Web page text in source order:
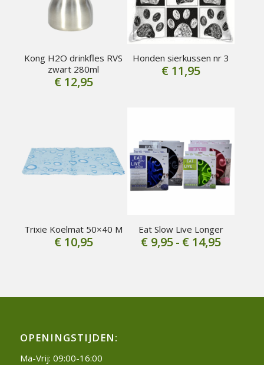
Kong H2O drinkfles RVS
zwart 280ml
€12,95
Honden sierkussen nr 3
€11,95
Trixie Koelmat 50×40 M
€10,95
Eat Slow Live Longer
€9,95- €14,95
OPENINGSTIJDEN:
Ma-Vrij: 09:00-16:00